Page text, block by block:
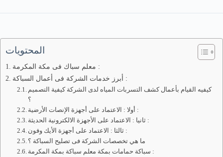
المحتويات
معلم سباك فى مكة المكرمة :
أبرز خدمات الشركة فى أعمال السباكة :
كيفيه القيام بأعمال كشف التسربات المياه لدى الشركة كيفية التصميم
؟
أولا : الاعتماد على أجهزة الإنصات الأرضية :
ثانيا : الاعتماد على الأجهزة الالكترونية الحديثة :
ثالثا : الاعتماد على أجهزة الأيك وفون :
ما هي تخصصات الشركة فى تصليح السباكة ؟
سباكة حمامات بمكة معلم سباكة بمكة المكرمة :